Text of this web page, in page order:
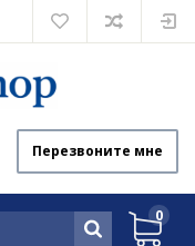
Перезвоните мне
0